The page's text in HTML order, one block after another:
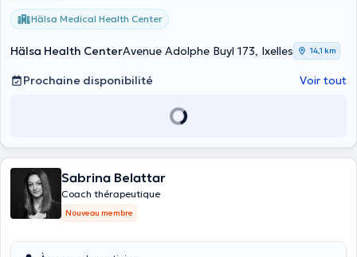
Hälsa Medical Health Center
Hälsa Health CenterAvenue Adolphe Buyl 173, Ixelles 14,1 km
Prochaine disponibilité Voir tout
Sabrina Belattar
Coach thérapeutique
Nouveau membre